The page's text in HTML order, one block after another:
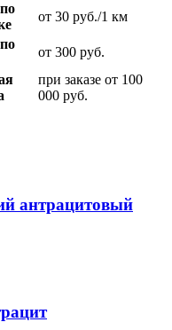
от 30 руб./1 км
от 300 руб.
при заказе от 100
000 руб.
антрацитовый